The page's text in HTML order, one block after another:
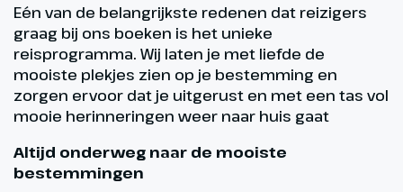
Eén van de belangrijkste redenen dat reizigers
graag bij ons boeken is het unieke
reisprogramma. Wij laten je met liefde de
mooiste plekjes zien op je bestemming en
zorgen ervoor dat je uitgerust en met een tas vol
mooie herinneringen weer naar huis gaat
Altijd onderweg naar de mooiste
bestemmingen